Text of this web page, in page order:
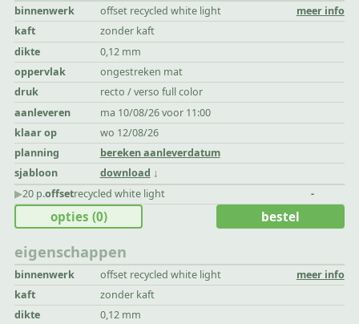
binnenwerk offset recycled white light
meer info
kaft
zonder kaft
dikte
0,12 mm
oppervlak
ongestreken mat
druk
recto / verso full color
aanleveren
ma 10/08/26 voor 11:00
klaar op
wo 12/08/26
planning
bereken aanleverdatum
sjabloon
download
▶︎20 p.offsetrecycled white light -
eigenschappen
binnenwerk offset recycled white light
meer info
kaft
zonder kaft
dikte
0,12 mm
opties (0) bestel